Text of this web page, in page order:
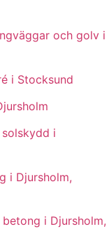
och golv i
i Stocksund
i
i Djursholm,
i Djursholm,